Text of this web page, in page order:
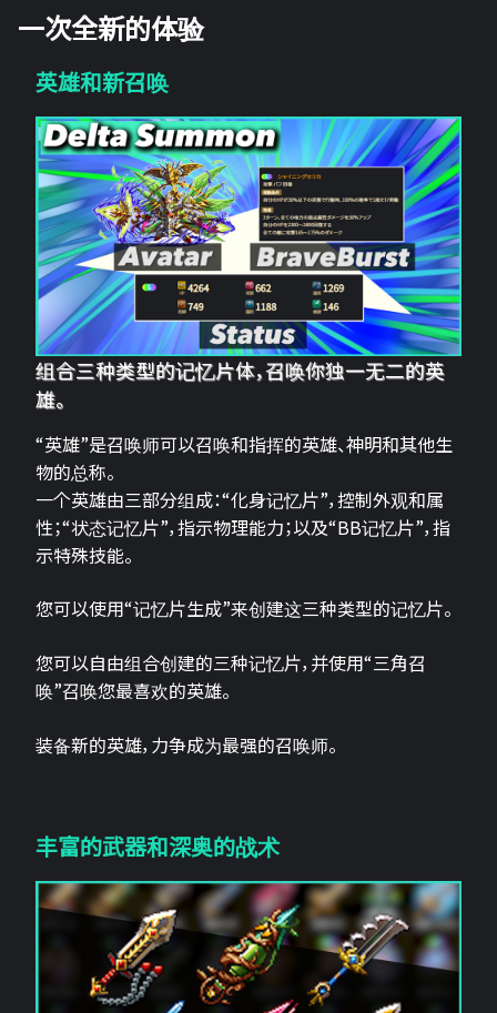
一次全新的体验
英雄和新召唤
组合三种类型的记忆片体，召唤你独一无二的英
雄。
“英雄”是召唤师可以召唤和指挥的英雄、神明和其他生
物的总称。
一个英雄由三部分组成：“化身记忆片”，控制外观和属
性；“状态记忆片”，指示物理能力；以及“BB记忆片”，指
示特殊技能。
您可以使用“记忆片生成”来创建这三种类型的记忆片。
您可以自由组合创建的三种记忆片，并使用“三角召
唤”召唤您最喜欢的英雄。
装备新的英雄，力争成为最强的召唤师。
丰富的武器和深奥的战术